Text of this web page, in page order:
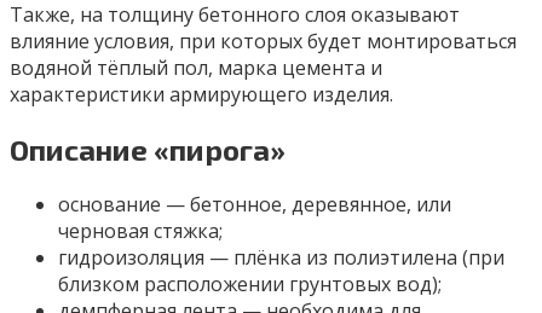
Также, на толщину бетонного слоя оказывают
влияние условия, при которых будет монтироваться
водяной тёплый пол, марка цемента и
характеристики армирующего изделия.
Описание «пирога»
основание — бетонное, деревянное, или
черновая стяжка;
гидроизоляция — плёнка из полиэтилена (при
близком расположении грунтовых вод);